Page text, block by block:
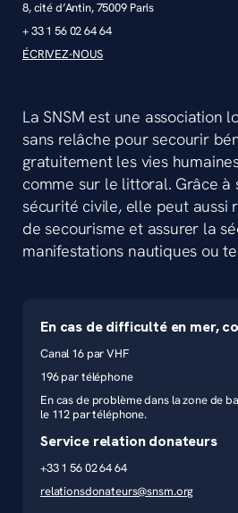
8, cité d’Antin, 75009 Paris
+ 33 1 56 02 64 64
ÉCRIVEZ-NOUS
La SNSM est une association
sans relâche pour secourir
gratuitement les vies
comme sur le littoral. Grâce à
sécurité civile, elle peut aussi
de secourisme et assurer la
manifestations nautiques ou
En cas de difficulté en mer,
Canal 16 par VHF
196 par téléphone
En cas de problème dans la zone de
le 112 par téléphone.
Service relation donateurs
+33 1 56 02 64 64
relationsdonateurs@snsm.org